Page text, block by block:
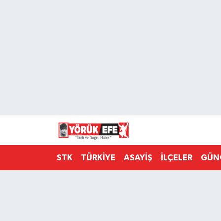
STK TÜRKİYE ASAYİŞ İLÇELER
Süper Lig Puan Durumu ve Fikstür
Tüm Manşetler